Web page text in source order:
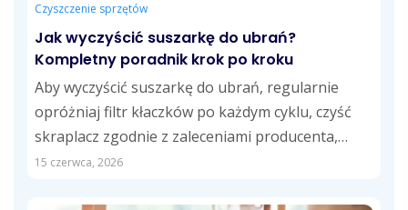
Czyszczenie sprzętów
Jak wyczyścić suszarkę do ubrań?
Kompletny poradnik krok po kroku
Aby wyczyścić suszarkę do ubrań, regularnie
opróżniaj filtr kłaczków po każdym cyklu, czyść
skraplacz zgodnie z zaleceniami producenta,
opróżniaj zbiornik...
15 czerwca, 2026